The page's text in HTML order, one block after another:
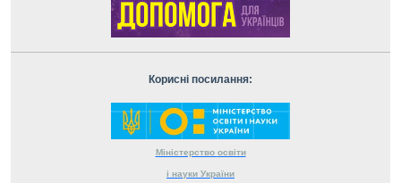
Корисні посилання:
Міністерство освіти
і науки України